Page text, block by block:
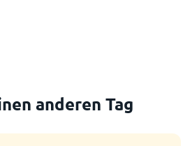
anderen Tag